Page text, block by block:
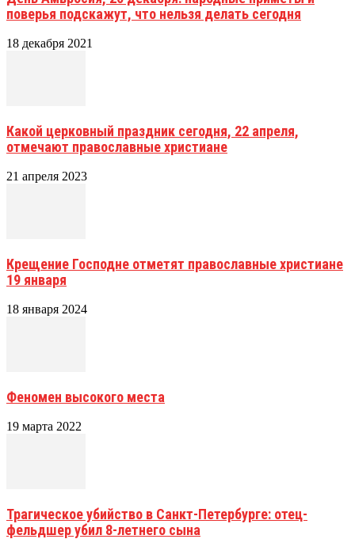
поверья подскажут, что нельзя делать сегодня
18 декабря 2021
Какой церковный праздник сегодня, 22 апреля,
отмечают православные христиане
21 апреля 2023
Крещение Господне отметят православные христиане
19 января
18 января 2024
Феномен высокого места
19 марта 2022
Трагическое убийство в Санкт-Петербурге: отец-
фельдшер убил 8-летнего сына